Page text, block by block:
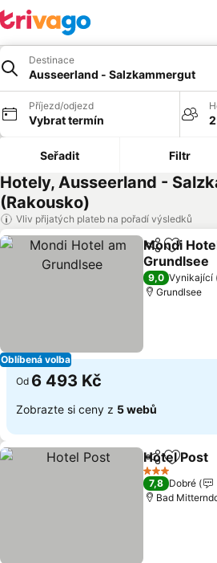
Destinace
Ausseerland - Salzkammergut
Příjezd/odjezd
Vybrat termín
Seřadit Filtr
Hotely, Ausseerland -
(Rakousko)
Vliv přijatých plateb na pořadí výsledků
Oblíbená volba
SdíletPřidat
Mondi
Grundlsee
Ukázat
9,0 Vynikající
Grundlsee
Od 6 493 Kč
Zobrazte si ceny z 5 webů
SdíletPřidat
Hotel Post
3 Počet
7,8 Dobré
Bad